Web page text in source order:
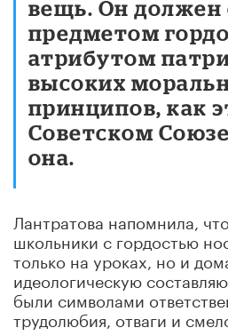
вещь. Он должен
предметом
атрибутом
высоких
принципов, как
Советском
она.
Лантратова напомнила,
школьники с гордостью
только на уроках, но и
идеологическую
были символами
трудолюбия, отваги и